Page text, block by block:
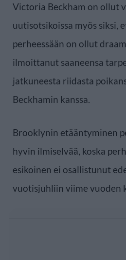
Victoria Beckham on ollut
uutisotsikoissa myös siksi,
perheessään on ollut
ilmoittanut saaneensa
jatkuneesta riidasta
Beckhamin kanssa.
Brooklynin etääntyminen
hyvin ilmiselvää, koska
esikoinen ei osallistunut
vuotisjuhliin viime vuoden